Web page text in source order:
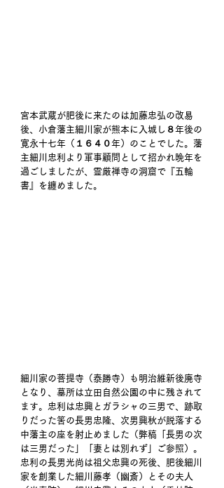
宮本武蔵が肥後に来たのは加藤忠弘の改易
後、小倉藩主細川家が熊本に入城し８年後の
寛永十七年（１６４０年）のことでした。藩
主細川忠利より軍事顧問として招かれ晩年を
過ごしましたが、霊厳禅寺の洞窟で『五輪
書』を纏めました。
細川家の菩提寺（泰勝寺）も明治維新後廃寺
となり、墓所は立田自然公園の中に残されて
ます。忠利は忠興とガラシャの三男で、跡取
りだった筈の長男忠隆、次男興秋が脱落する
中藩主の座を射止めました（弊稿「長男の次
は三男だった」「妻とは別れず」ご参照）。
忠利の長男光尚は祖父忠興の死後、肥後細川
家を創業した細川藤孝（幽斎）とその夫人